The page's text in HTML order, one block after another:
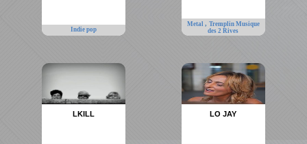
Indie pop
Metal , Tremplin Musique
des 2 Rives
LKILL LO JAY